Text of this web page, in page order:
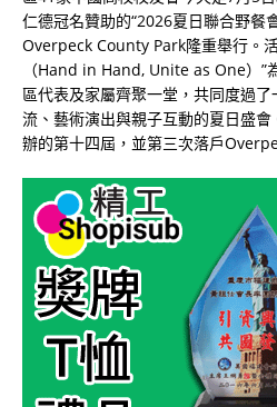
仁德冠名贊助的“2026夏日聯合野餐
Overpeck County Park隆重舉行。
（Hand in Hand, Unite as One）”
區代表及家屬齊聚一堂，共同度過
流、藝術演出與親子互動的夏日盛
辦的第十四屆，並第三次落戶